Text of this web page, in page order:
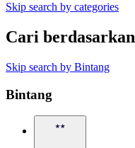
Skip search by categories
Cari berdasarkan
Skip search by Bintang
Bintang